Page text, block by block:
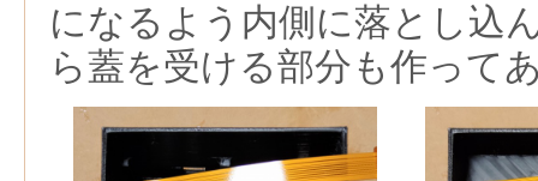
になるよう内側に落とし込
ら蓋を受ける部分も作って